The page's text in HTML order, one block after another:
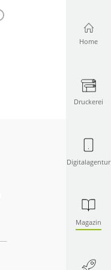
Home
Druckerei
Digitalagentur
Magazin